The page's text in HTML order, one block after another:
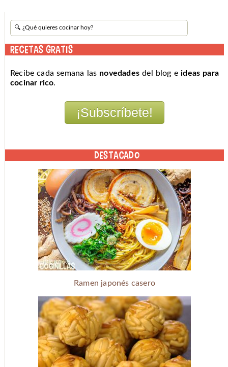
RECETAS GRATIS
Recibe cada semana las novedades del blog eideas para
cocinar rico.
DESTACADO
Ramen japonés casero